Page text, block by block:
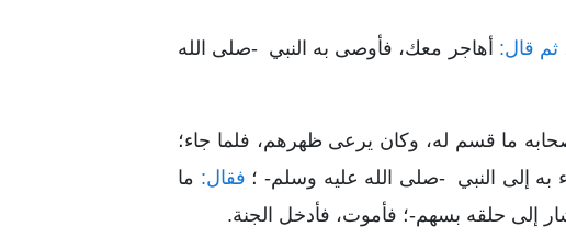
ثم قال: أهاجر معك، فأوصى به النبي -صلى الله
ما قسم له، وكان يرعى ظهرهم، فلما جاء؛
إلى النبي -صلى الله عليه وسلم- ؛ فقال: ما
إلى حلقه بسهم-؛ فأموت، فأدخل الجنة.